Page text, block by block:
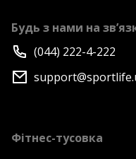
Будь з нами на
(044) 222-4-222
Фітнес-тусовка